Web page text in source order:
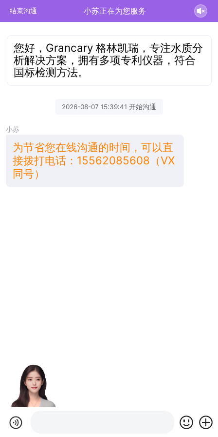
结束沟通 小苏正在为您服务
您好，Grancary 格林凯瑞，专注水质分
析解决方案，拥有多项专利仪器，符合
国标检测方法。
2026-08-07 15:39:41 开始沟通
小苏
为节省您在线沟通的时间，可以直
接拨打电话：15562085608（VX
同号）